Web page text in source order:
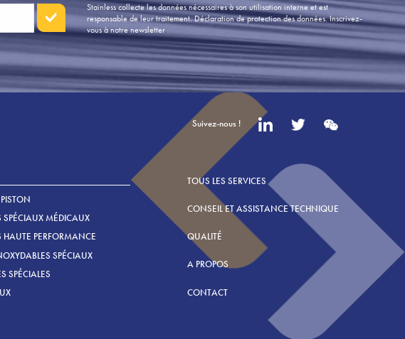
Stainless collecte les données nécessaires à son utilisation interne et est
responsable de leur traitement. Déclaration de protection des données.Inscrivez-
vous à notre newsletter.
Suivez-nous !
SPÉCIAUX MÉDICAUX
HAUTE PERFORMANCE
SPÉCIAUX
SPÉCIALES
TOUS LES SERVICES
CONSEIL ET ASSISTANCE TECHNIQUE
QUALITÉ
A PROPOS
CONTACT